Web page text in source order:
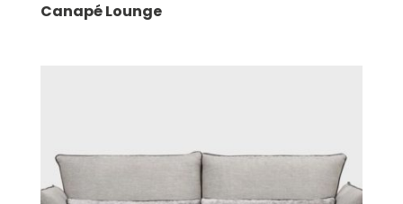
Canapé Lounge